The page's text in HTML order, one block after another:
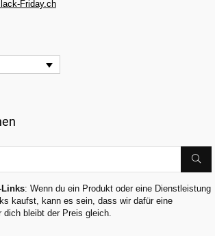
Friday.ch
Links: Wenn du ein Produkt oder eine Dienstleistung
kaufst, kann es sein, dass wir dafür eine
dich bleibt der Preis gleich.